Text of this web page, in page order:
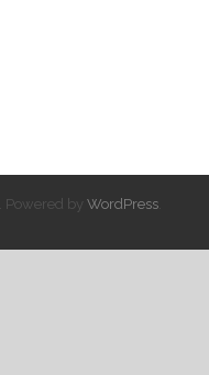
. Powered by WordPress.